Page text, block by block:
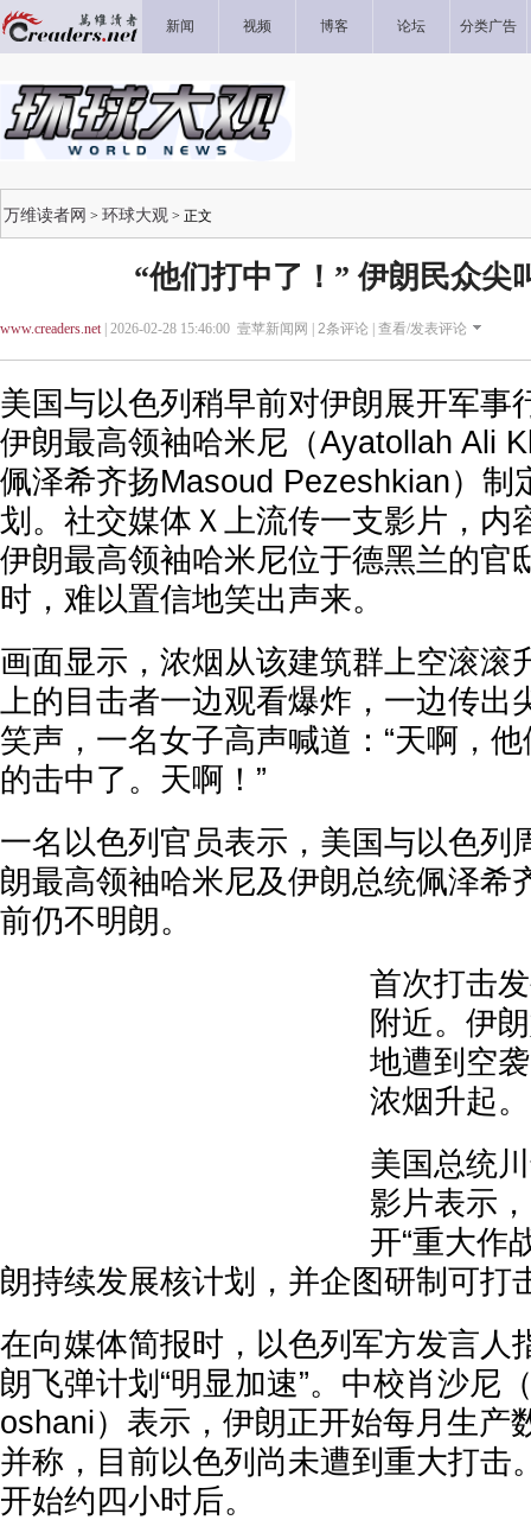
新闻 视频 博客 论坛 分类广告
万维读者网 > 环球大观 > 正文
“他们打中了！” 伊朗民众尖
www.creaders.net| 2026-02-28 15:46:00 壹苹新闻网 | 2条评论 | 查看/发表评论
美国与以色列稍早前对伊朗展开军事
伊朗最高领袖哈米尼（Ayatollah Ali
佩泽希齐扬Masoud Pezeshkian）制
划。社交媒体Ｘ上流传一支影片，内
伊朗最高领袖哈米尼位于德黑兰的官
时，难以置信地笑出声来。
画面显示，浓烟从该建筑群上空滚滚
上的目击者一边观看爆炸，一边传出
笑声，一名女子高声喊道：“天啊，
的击中了。天啊！”
一名以色列官员表示，美国与以色列
朗最高领袖哈米尼及伊朗总统佩泽希
前仍不明朗。
首次打击
附近。伊
地遭到空
浓烟升起。
美国总统
影片表示
开“重大作
朗持续发展核计划，并企图研制可打
在向媒体简报时，以色列军方发言人
朗飞弹计划“明显加速”。中校肖沙尼
oshani）表示，伊朗正开始每月生产
并称，目前以色列尚未遭到重大打击
开始约四小时后。